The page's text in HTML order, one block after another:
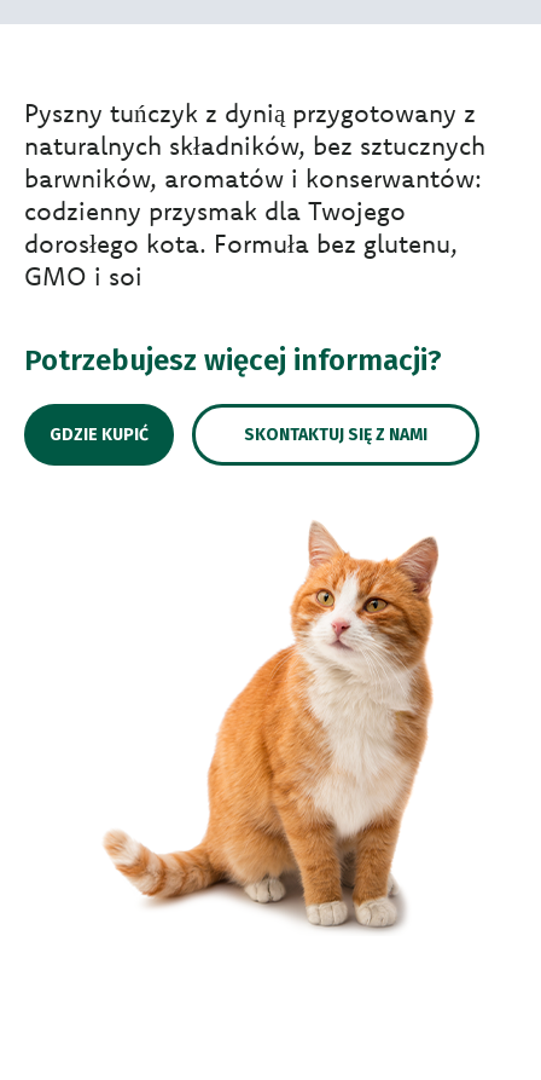
Pyszny tuńczyk z dynią przygotowany z
naturalnych składników, bez sztucznych
barwników, aromatów i konserwantów:
codzienny przysmak dla Twojego
dorosłego kota. Formuła bez glutenu,
GMO i soi
Potrzebujesz więcej informacji?
GDZIE KUPIĆ SKONTAKTUJ SIĘ Z NAMI